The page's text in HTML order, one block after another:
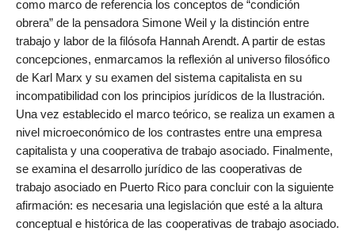
como marco de referencia los conceptos de “condición
obrera” de la pensadora Simone Weil y la distinción entre
trabajo y labor de la filósofa Hannah Arendt. A partir de estas
concepciones, enmarcamos la reflexión al universo filosófico
de Karl Marx y su examen del sistema capitalista en su
incompatibilidad con los principios jurídicos de la Ilustración.
Una vez establecido el marco teórico, se realiza un examen a
nivel microeconómico de los contrastes entre una empresa
capitalista y una cooperativa de trabajo asociado. Finalmente,
se examina el desarrollo jurídico de las cooperativas de
trabajo asociado en Puerto Rico para concluir con la siguiente
afirmación: es necesaria una legislación que esté a la altura
conceptual e histórica de las cooperativas de trabajo asociado.